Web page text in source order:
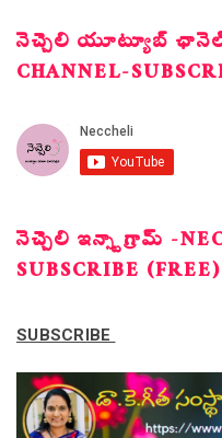
నెచ్చెలి యూట్యూబ్ ఛానెల్
CHANNEL-
నెచ్చెలి ఇన్స్టాగ్రామ్ -
SUBSCRIBE (FREE)
SUBSCRIBE